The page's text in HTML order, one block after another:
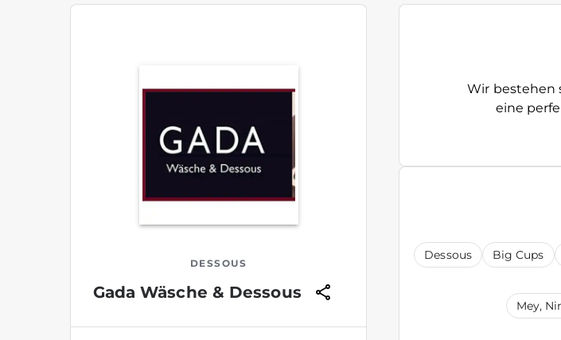
DESSOUS
Gada Wäsche & Dessous
Wir bestehen
eine
Dessous Big Cups
Mey,